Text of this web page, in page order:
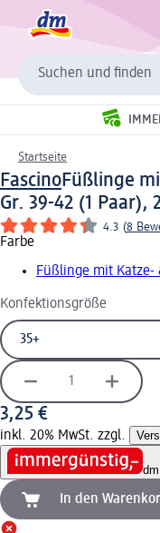
Suchen und finden
Startseite
FascinoFüßlinge
Gr. 39-42 (1 Paar),
4.3 (8
Farbe
Füßlinge mit Katze-
Konfektionsgröße
3,25 €
inkl. 20% MwSt. zzgl.
In den